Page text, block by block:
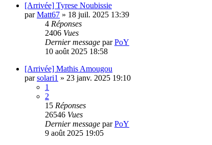
[Arrivée] Tyrese Noubissie
parMatt67 » 18 juil. 2025 13:39
4 Réponses
2406 Vues
Dernier message parPoY
10 août 2025 18:58
[Arrivée] Mathis Amougou
parsolari1 » 23 janv. 2025 19:10
1
2
15 Réponses
26546 Vues
Dernier message parPoY
9 août 2025 19:05